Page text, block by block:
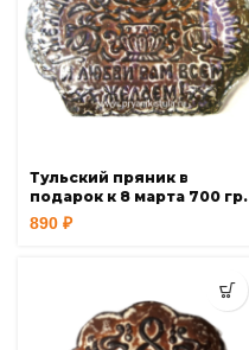
Тульский пряник в
подарок к 8 марта 700 гр.
890 ₽